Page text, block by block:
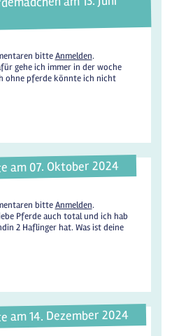
bitteAnmelden.
gehe ich immer in der woche
ohne pferde könnte ich nicht
am 07. Oktober 2024
bitteAnmelden.
Pferde auch total und ich hab
2 Haflinger hat. Was ist deine
am 14. Dezember 2024